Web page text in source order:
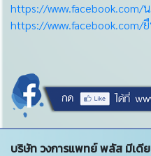
https://www.facebook.com/
https://www.facebook.com/
บริษัท วงการแพทย์ พลัส มีเดี